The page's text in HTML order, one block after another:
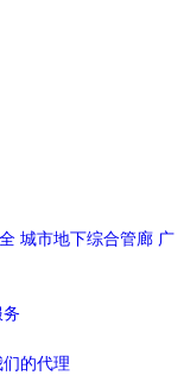
城市地下综合管廊 广
的代理